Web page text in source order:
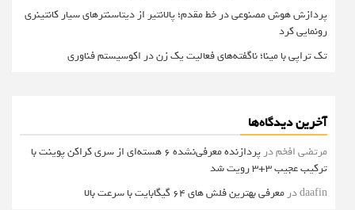
پردازش هوش مصنوعی در خط مقدم؛ پالانتیر از دیتاسنترهای سیار کانتینری
رونمایی کرد
تک تراپی با مینا؛ ناگفته‌های فعالیت یک زن در اکوسیستم فناوری
آخرین دیدگاه‌ها
مرتضی افخمدر
پردازنده معرفی‌نشده 6 هسته‌ای از سری کراکن پوینت با
ترکیب عجیب 3+3 رویت شد
daafinدر معرفی بهترین فلش های 64 گیگابایت با سرعت بالا